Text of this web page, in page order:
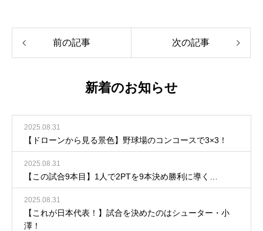
前の記事 次の記事
新着のお知らせ
2025.08.31
【ドローンから見る景色】野球場のコンコースで3×3！
2025.08.31
【この試合9本目】1人で2PTを9本決め勝利に導く…
2025.08.31
【これが日本代表！】試合を決めたのはシューター・小
澤！